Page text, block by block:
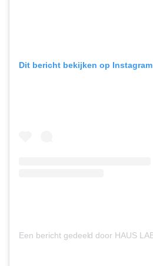
Dit bericht bekijken op Instagram